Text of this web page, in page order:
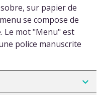
sur papier de
se compose de
Le mot "Menu" est
police manuscrite
navigate_next